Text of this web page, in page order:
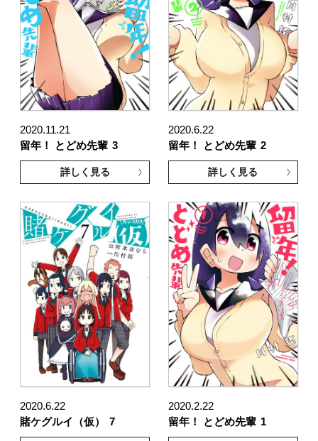
2020.11.21
留年！ とどめ先輩 3
詳しく見る
2020.6.22
留年！ とどめ先輩 2
詳しく見る
2020.6.22
賭ケグルイ（仮）
7
2020.2.22
留年！ とどめ先輩 1